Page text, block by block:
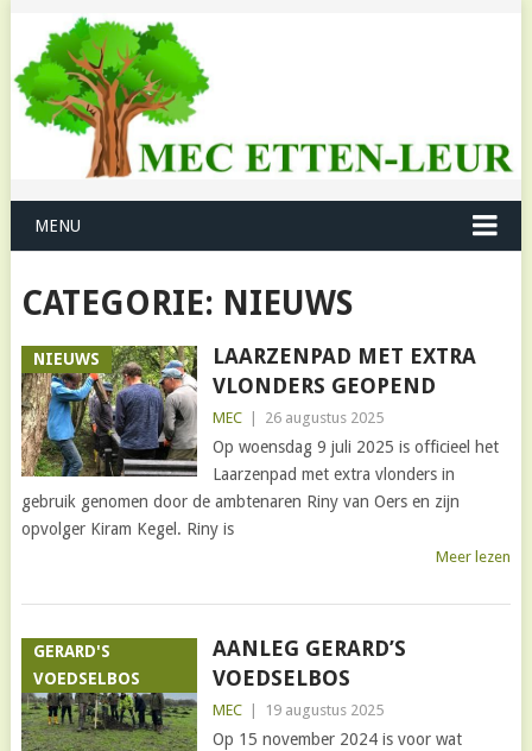
MENU
CATEGORIE: NIEUWS
NIEUWS
LAARZENPAD MET EXTRA
VLONDERS GEOPEND
MEC 26 augustus 2025
Op woensdag 9 juli 2025 is officieel het
Laarzenpad met extra vlonders in
gebruik genomen door de ambtenaren Riny van Oers en zijn
opvolger Kiram Kegel. Riny is
Meer lezen
GERARD'S
VOEDSELBOS
AANLEG GERARD’S
VOEDSELBOS
MEC 19 augustus 2025
Op 15 november 2024 is voor wat